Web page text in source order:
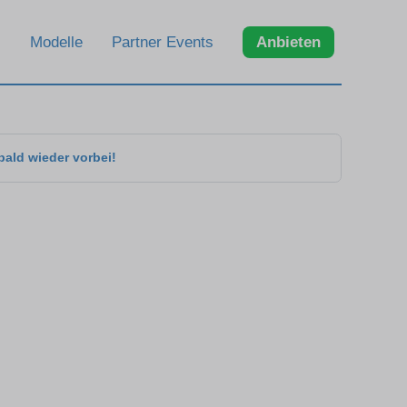
Modelle Partner Events Anbieten
wieder vorbei!